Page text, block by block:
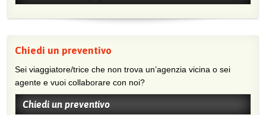
Chiedi un preventivo
Sei viaggiatore/trice che non trova un’agenzia vicina o sei
agente e vuoi collaborare con noi?
Chiedi un preventivo